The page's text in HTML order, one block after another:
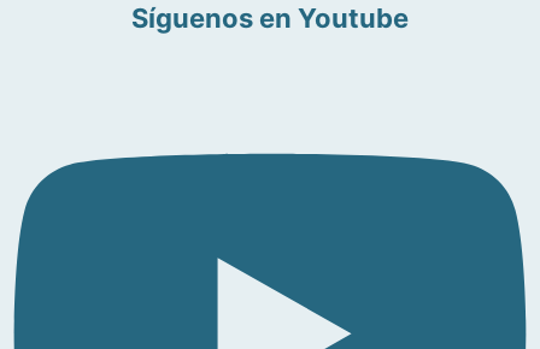
Síguenos en Youtube